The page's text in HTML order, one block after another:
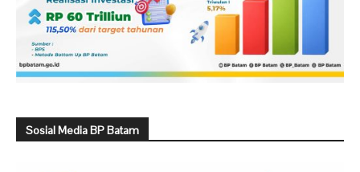
Sosial Media BP Batam